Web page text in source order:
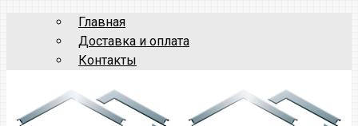
Главная
Доставка и оплата
Контакты